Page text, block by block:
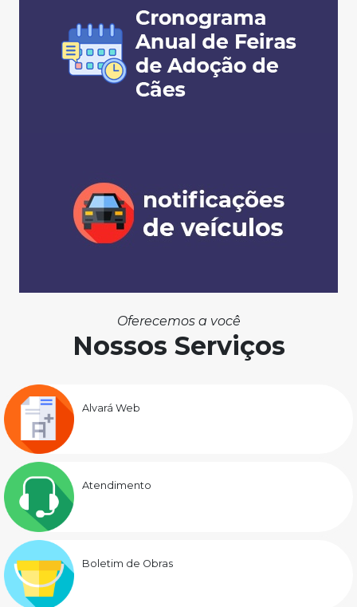
Oferecemos a você
Nossos Serviços
Alvará Web
Atendimento
Boletim de Obras